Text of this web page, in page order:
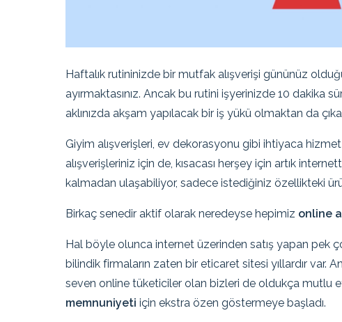
Haftalık rutininizde bir mutfak alışverişi gününüz
ayırmaktasınız. Ancak bu rutini işyerinizde 10 dakika
aklınızda akşam yapılacak bir iş yükü olmaktan da
Giyim alışverişleri, ev dekorasyonu gibi ihtiyaca hizmet
alışverişleriniz için de, kısacası herşey için artık
kalmadan ulaşabiliyor, sadece istediğiniz özellikteki
Birkaç senedir aktif olarak neredeyse hepimiz online
Hal böyle olunca internet üzerinden satış yapan pek
bilindik firmaların zaten bir eticaret sitesi yıllardır var.
seven online tüketiciler olan bizleri de oldukça mutlu
memnuniyeti için ekstra özen göstermeye başladı.